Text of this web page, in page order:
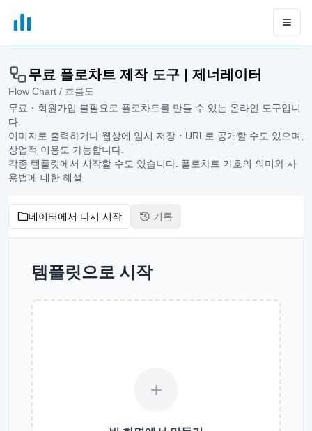
xGrapher
무료 플로차트 제작 도구 | 제너레이터
Flow Chart / 흐름도
무료・회원가입 불필요로 플로차트를 만들 수 있는 온라인 도구입니
다.
이미지로 출력하거나 웹상에 임시 저장・URL로 공개할 수도 있으며,
상업적 이용도 가능합니다.
각종 템플릿에서 시작할 수도 있습니다. 플로차트 기호의 의미와 사
용법에 대한 해설
데이터에서 다시 시작 기록
템플릿으로 시작
+